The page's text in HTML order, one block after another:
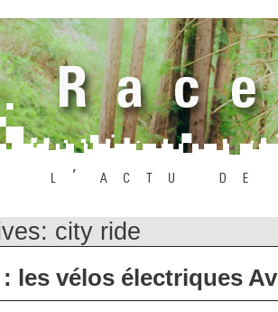
city ride
les vélos électriques